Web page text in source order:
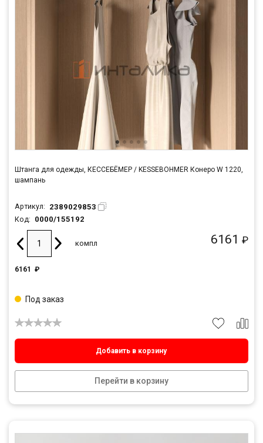
Штанга для одежды, КЕССЕБЁМЕР / KESSEBOHMER Конеро W 1220,
шампань
Артикул: 2389029853
Код: 0000/155192
6161 ₽
компл
6161 ₽
Добавить в корзину
Перейти в корзину
Под заказ